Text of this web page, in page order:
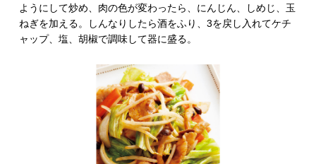
ようにして炒め、肉の色が変わったら、にんじん、しめじ、玉
ねぎを加える。しんなりしたら酒をふり、3を戻し入れてケチ
ャップ、塩、胡椒で調味して器に盛る。